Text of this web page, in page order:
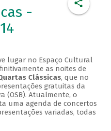
-
lugar no Espaço Cultural
as noites de
Clássicas, que no
gratuitas da
(OSB). Atualmente, o
uma agenda de concertos
variadas, todas